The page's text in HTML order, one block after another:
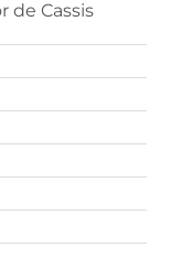
de Cassis